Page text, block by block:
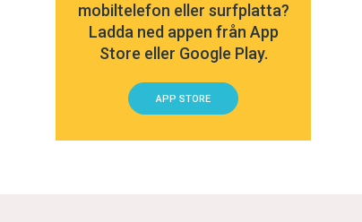
mobiltelefon eller surfplatta?
Ladda ned appen från App
Store eller Google Play.
APP STORE